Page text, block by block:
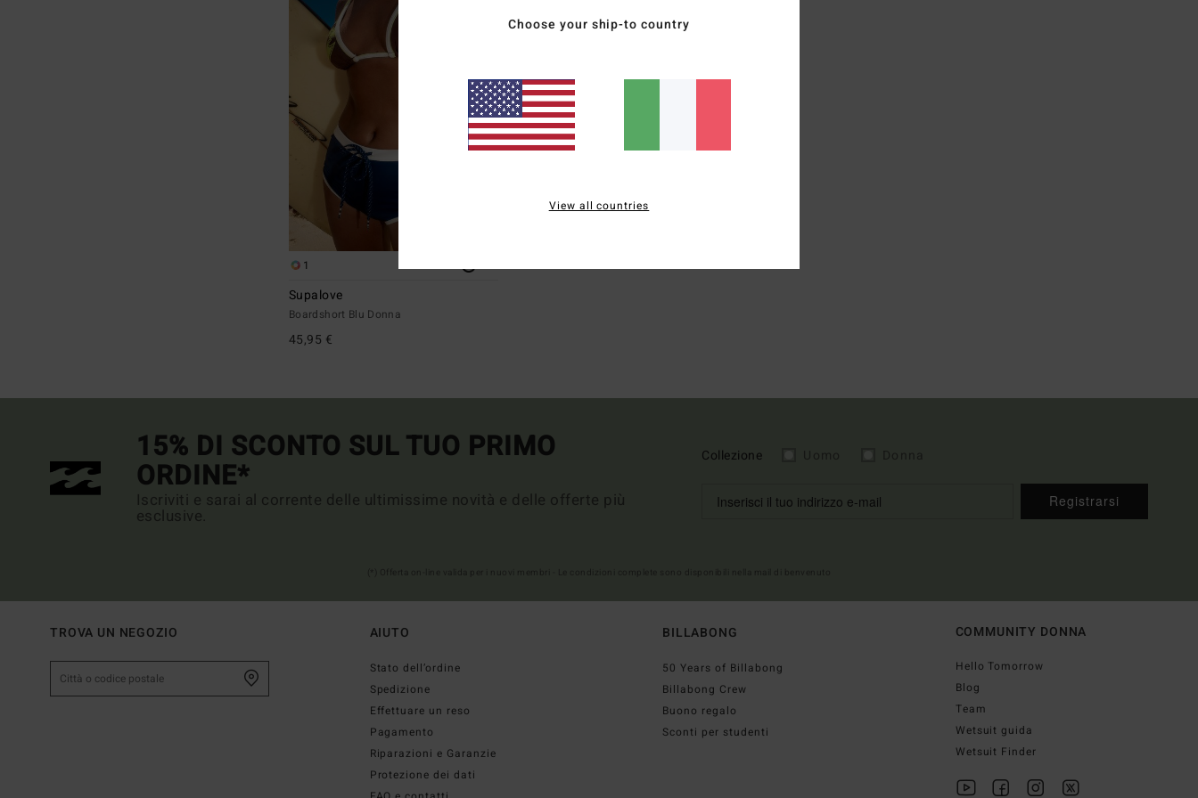
1
Supalove
Boardshort Blu Donna
45,95 €
15% DI SCONTO SUL TUO PRIMO
ORDINE*
Iscriviti e sarai al corrente delle ultimissime novità e delle offerte più
esclusive.
Collezione
Registrarsi
TROVA UN NEGOZIO AIUTO
Stato dell’ordine
Spedizione
Effettuare un reso
Pagamento
Riparazioni e Garanzie
Protezione dei dati
BILLABONG
50 Years of Billabong
Billabong Crew
Buono regalo
Sconti per studenti
COMMUNITY DONNA
Hello Tomorrow
Blog
Team
Wetsuit guida
Wetsuit Finder
Choose your ship-to country
View all countries